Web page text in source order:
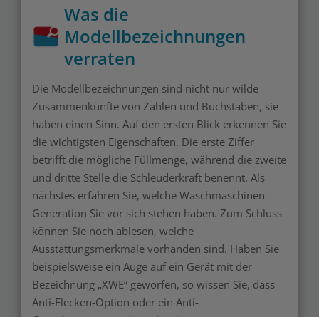
Was die
Modellbezeichnungen
verraten
Die Modellbezeichnungen sind nicht nur wilde
Zusammenkünfte von Zahlen und Buchstaben, sie
haben einen Sinn. Auf den ersten Blick erkennen Sie
die wichtigsten Eigenschaften. Die erste Ziffer
betrifft die mögliche Füllmenge, während die zweite
und dritte Stelle die Schleuderkraft benennt. Als
nächstes erfahren Sie, welche Waschmaschinen-
Generation Sie vor sich stehen haben. Zum Schluss
können Sie noch ablesen, welche
Ausstattungsmerkmale vorhanden sind. Haben Sie
beispielsweise ein Auge auf ein Gerät mit der
Bezeichnung „XWE“ geworfen, so wissen Sie, dass
Anti-Flecken-Option oder ein Anti-